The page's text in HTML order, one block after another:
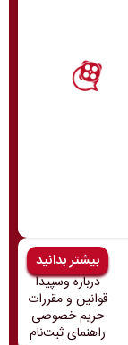
بیشتر بدانید
درباره وسپیدا
قوانین و مقررات
حریم خصوصی
راهنمای ثبت‌نام